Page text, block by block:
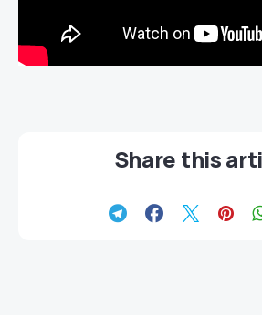
Share this